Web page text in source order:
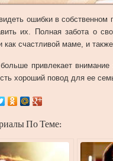
ошибки в
их. Полная забота о
как счастливой маме, и
больше привлекает
хороший повод для ее
По Теме: